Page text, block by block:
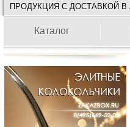
ПРОДУКЦИЯ С ДОСТАВКОЙ
Каталог